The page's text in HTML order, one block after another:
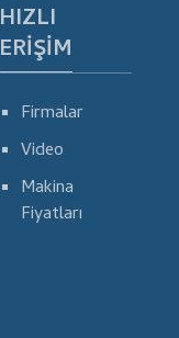
HIZLI
ERIŞIM
Firmalar
Video
Makina
Fiyatları